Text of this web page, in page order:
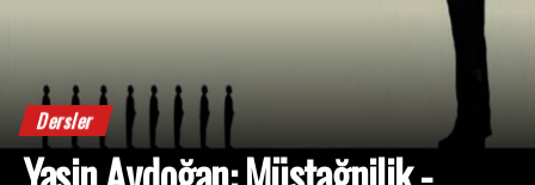
Dersler